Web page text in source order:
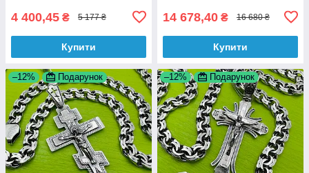
4 400,45 ₴ 5 177 ₴
Купити
14 678,40 ₴ 16 680 ₴
Купити
–12% Подарунок –12% Подарунок